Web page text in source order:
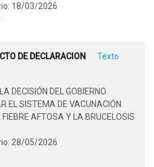
18/03/2026
DE DECLARACION
Texto
DECISIÓN DEL GOBIERNO
EL SISTEMA DE VACUNACIÓN
AFTOSA Y LA BRUCELOSIS
28/05/2026